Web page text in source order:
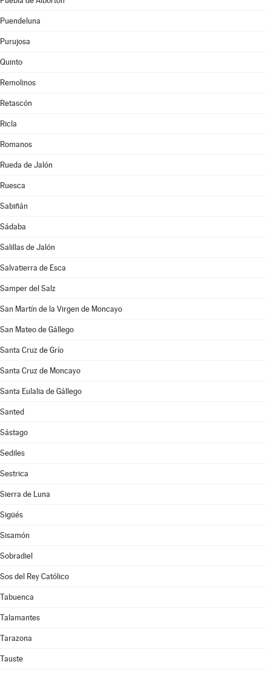
Puendeluna
Purujosa
Quinto
Remolinos
Retascón
Ricla
Romanos
Rueda de Jalón
Ruesca
Sabiñán
Sádaba
Salillas de Jalón
Salvatierra de Esca
Samper del Salz
San Martín de la Virgen de Moncayo
San Mateo de Gállego
Santa Cruz de Grío
Santa Cruz de Moncayo
Santa Eulalia de Gállego
Santed
Sástago
Sediles
Sestrica
Sierra de Luna
Sigüés
Sisamón
Sobradiel
Sos del Rey Católico
Tabuenca
Talamantes
Tarazona
Tauste